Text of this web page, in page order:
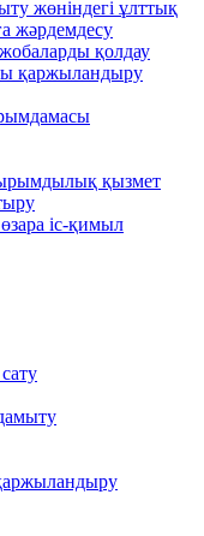
жөніндегі ұлттық
жәрдемдесу
қолдау
қаржыландыру
қызмет
іс-қимыл